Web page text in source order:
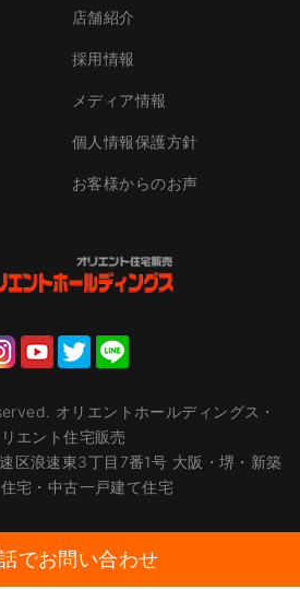
店舗紹介
採用情報
メディア情報
個人情報保護方針
お客様からのお声
オリエントホールディングス・
エント住宅販売
浪速東3丁目7番1号 大阪・堺・新築
宅・中古一戸建て住宅
でお問い合わせ